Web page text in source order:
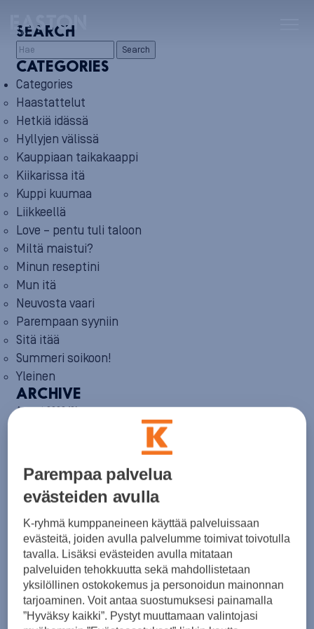
SEARCH
Search
CATEGORIES
Categories
Haastattelut
Hetkiä idässä
Hyllyjen välissä
Kauppiaan taikakaappi
Kiikarissa itä
Kuppi kuumaa
Liikkeellä
Love – pentu tuli taloon
Miltä maistui?
Minun reseptini
Mun itä
Neuvosta vaari
Parempaan syyniin
Sitä itää
Summeri soikoon!
Yleinen
ARCHIVE
August 2026(2)
April 2026
March 2026 (8)
February 2026(5)
December 2025(8)
November 2025(7)
October 2025 (8)
September 2025 (5)
August 2025
July 2025(7)
June 2025(7)
May 2025(6)
Parempaa palvelua
evästeiden avulla
K-ryhmä kumppaneineen käyttää palveluissaan
evästeitä, joiden avulla palvelumme toimivat toivotulla
tavalla. Lisäksi evästeiden avulla mitataan
palveluiden tehokkuutta sekä mahdollistetaan
yksilöllinen ostokokemus ja personoidun mainonnan
tarjoaminen. Voit antaa suostumuksesi painamalla
”Hyväksy kaikki”. Pystyt muuttamaan valintojasi